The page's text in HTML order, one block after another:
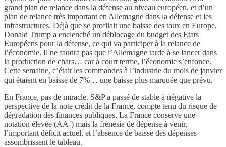
grand plan de relance dans la défense au niveau européen, et d’un
plan de relance très important en Allemagne dans la défense et les
infrastructures. Déjà que se profilait une baisse des taux en Europe,
Donald Trump a enclenché un déblocage du budget des Etats
Européens pour la défense, ce qui va participer à la relance de
l’économie. Il ne faudra pas que l’Allemagne tarde à se lancer dans
la production de chars… car à court terme, l’économie s’enfonce.
Cette semaine, c’était les commandes à l’industrie du mois de janvier
qui étaient en baisse de 7%… une baisse plus marquée que prévu.
En France, pas de miracle. S&P a passé de stable à négative la
perspective de la note crédit de la France, compte tenu du risque de
dégradation des finances publiques. La France conserve une
notation élevée (AA-) mais la frénésie de dépense à venir,
l’important déficit actuel, et l’absence de baisse des dépenses
assombrissent le tableau.